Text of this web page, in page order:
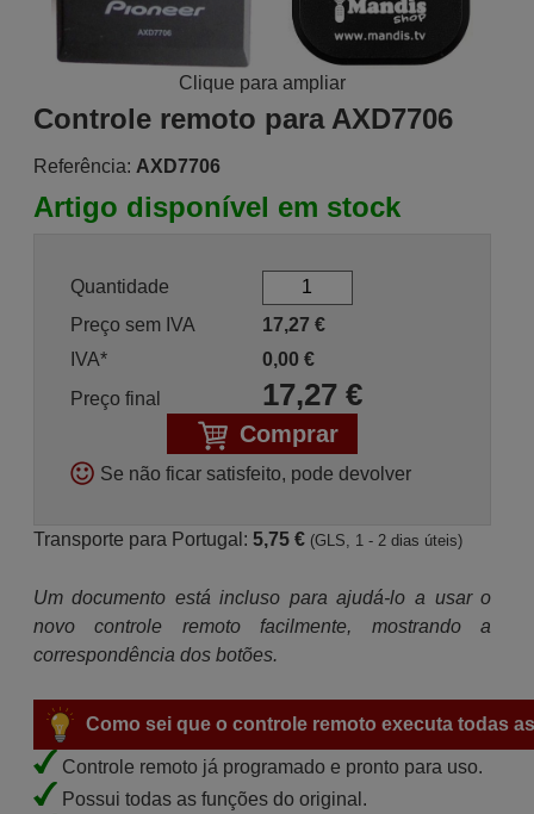
Clique para ampliar
Controle remoto para AXD7706
Referência: AXD7706
Artigo disponível em stock
Quantidade
Preço sem IVA
17,27 €
IVA*
0,00 €
Preço final
17,27€
Comprar
Se não ficar satisfeito, pode devolver
Transporte para Portugal: 5,75 € (GLS, 1 - 2 dias úteis)
Um documento está incluso para ajudá-lo a usar o
novo controle remoto facilmente, mostrando a
correspondência dos botões.
Como sei que o controle remoto executa todas
Controle remoto já programado e pronto para uso.
Possui todas as funções do original.